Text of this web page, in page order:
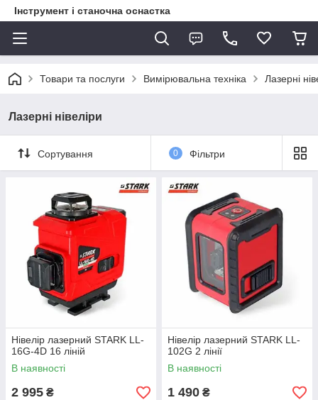
Інструмент і станочна оснастка
Товари та послуги Вимірювальна техніка Лазерні
Лазерні нівеліри
Сортування 0 Фільтри
Нівелір лазерний STARK LL-
16G-4D 16 ліній
В наявності
2 995 ₴
Нівелір лазерний STARK LL-
102G 2 лінії
В наявності
1 490 ₴